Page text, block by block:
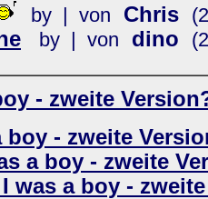
by | von Chris
by | von dino
- zweite
boy - zweite
a boy - zweite
was a boy -